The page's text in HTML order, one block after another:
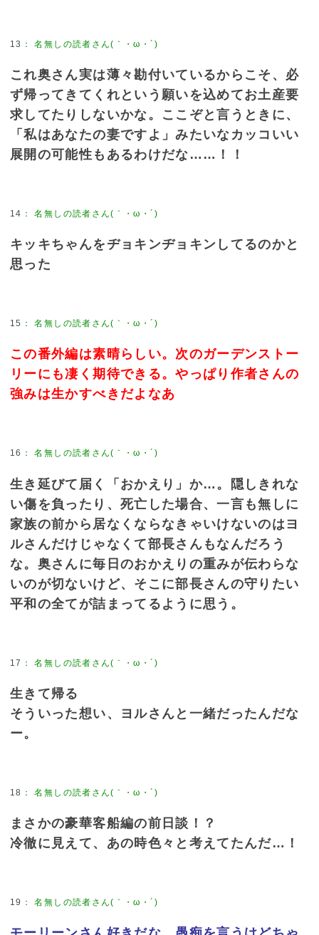
13 ：名無しの読者さん(｀・ω・´)
これ奥さん実は薄々勘付いているからこそ、必
ず帰ってきてくれという願いを込めてお土産要
求してたりしないかな。ここぞと言うときに、
「私はあなたの妻ですよ」みたいなカッコいい
展開の可能性もあるわけだな……！！
14 ：名無しの読者さん(｀・ω・´)
キッキちゃんをヂョキンヂョキンしてるのかと
思った
15 ：名無しの読者さん(｀・ω・´)
この番外編は素晴らしい。次のガーデンストー
リーにも凄く期待できる。やっぱり作者さんの
強みは生かすべきだよなあ
16 ：名無しの読者さん(｀・ω・´)
生き延びて届く「おかえり」か…。隠しきれな
い傷を負ったり、死亡した場合、一言も無しに
家族の前から居なくならなきゃいけないのはヨ
ルさんだけじゃなくて部長さんもなんだろう
な。奥さんに毎日のおかえりの重みが伝わらな
いのが切ないけど、そこに部長さんの守りたい
平和の全てが詰まってるように思う。
17 ：名無しの読者さん(｀・ω・´)
生きて帰る
そういった想い、ヨルさんと一緒だったんだな
ー。
18 ：名無しの読者さん(｀・ω・´)
まさかの豪華客船編の前日談！？
冷徹に見えて、あの時色々と考えてたんだ…！
19 ：名無しの読者さん(｀・ω・´)